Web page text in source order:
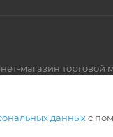
магазин торговой
данныхс